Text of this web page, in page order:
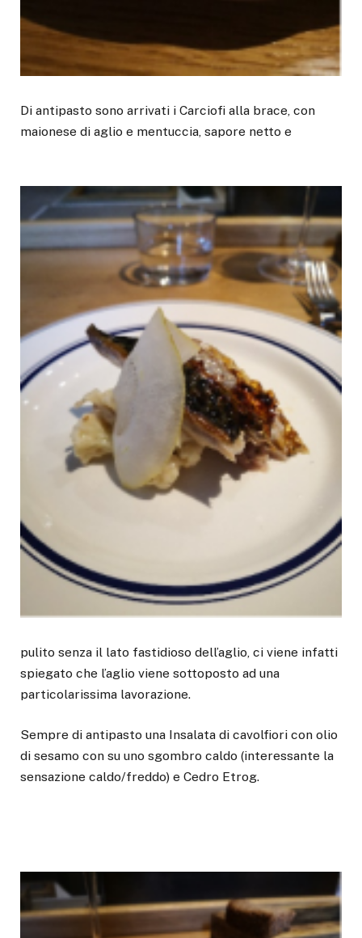
Di antipasto sono arrivati i Carciofi alla brace, con
maionese di aglio e mentuccia, sapore netto e
pulito senza il lato fastidioso dell’aglio, ci viene infatti
spiegato che l’aglio viene sottoposto ad una
particolarissima lavorazione.
Sempre di antipasto una Insalata di cavolfiori con olio
di sesamo con su uno sgombro caldo (interessante la
sensazione caldo/freddo) e Cedro Etrog.